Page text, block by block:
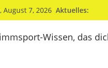
August 7, 2026 Aktuelles:
Wissen, das